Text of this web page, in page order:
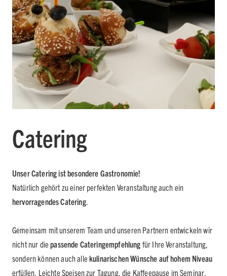
Catering
Unser Catering ist besondere Gastronomie!
Natürlich gehört zu einer perfekten Veranstaltung auch ein
hervorragendes Catering.
Gemeinsam mit unserem Team und unseren Partnern entwickeln wir
nicht nur diepassende Cateringempfehlung für Ihre Veranstaltung,
sondern können auch allekulinarischen Wünsche auf hohem Niveau
erfüllen. Leichte Speisen zur Tagung, die Kaffeepause im Seminar,